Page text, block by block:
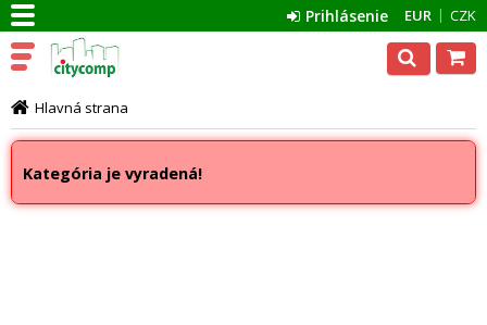
EUR CZK
Prihlásenie
Hlavná strana
Kategória je vyradená!